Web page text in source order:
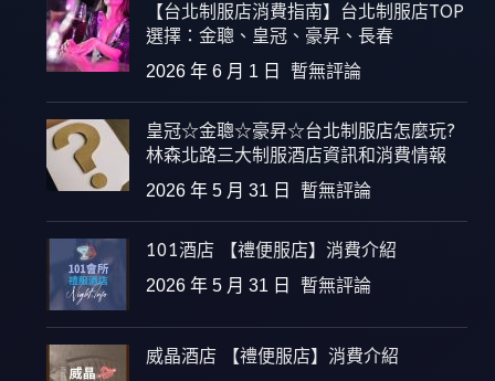
【台北制服店消費指南】台北制服店TOP
選擇：金聰、皇冠、豪昇、長春
2026 年 6 月 1 日 暫無評論
皇冠☆金聰☆豪昇☆台北制服店怎麼玩?
林森北路三大制服酒店資訊和消費情報
2026 年 5 月 31 日 暫無評論
101酒店 【禮便服店】消費介紹
2026 年 5 月 31 日 暫無評論
威晶酒店 【禮便服店】消費介紹